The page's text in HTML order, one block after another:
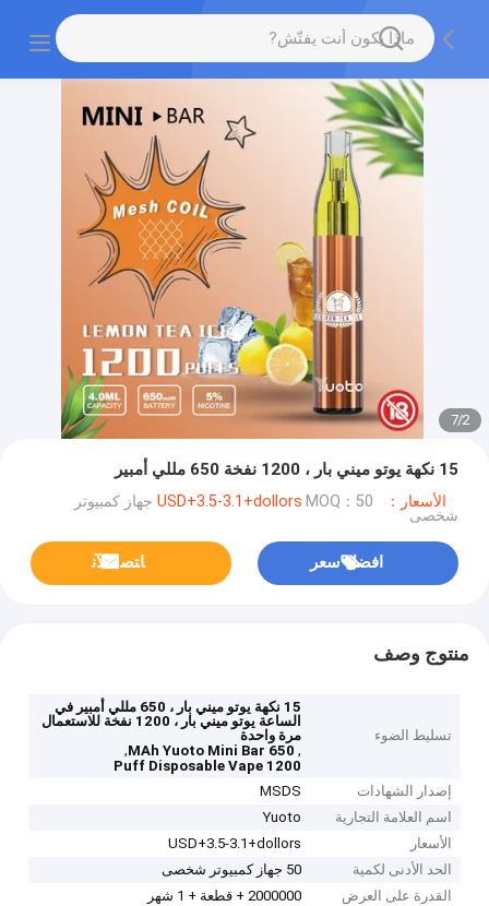
2
/
7
15 نكهة يوتو ميني بار ، 1200 نفخة 650 مللي أمبير
الأسعار：USD+3.5-3.1+dollors MOQ：50 جهاز كمبيوتر
شخصى
افضل سعر ﺎﺘﺼﻟ ﺍﻶﻧ
منتوج وصف
تسليط الضوء
15 نكهة يوتو ميني بار ، 650 مللي أمبير في
الساعة يوتو ميني بار ، 1200 نفخة للاستعمال
مرة واحدة
,
650 MAh Yuoto Mini Bar
,
1200 Puff Disposable Vape
إصدار الشهادات
MSDS
اسم العلامة التجارية
Yuoto
الأسعار
USD+3.5-3.1+dollors
الحد الأدنى لكمية
50 جهاز كمبيوتر شخصى
القدرة على العرض
2000000 + قطعة + 1 شهر